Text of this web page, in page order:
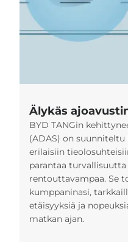
Älykäs
BYD TANGin
(ADAS) on
erilaisiin
parantaa turvallisuutta
rentouttavampaa. Se
kumppaninasi,
etäisyyksiä ja
matkan ajan.